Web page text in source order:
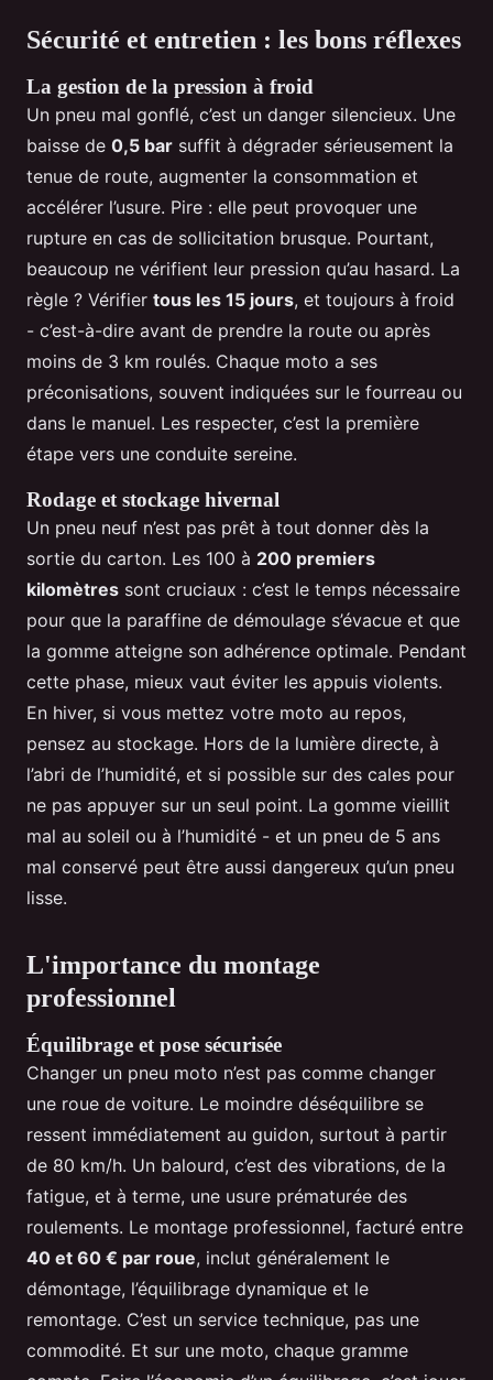
Sécurité et entretien : les bons réflexes
La gestion de la pression à froid
Un pneu mal gonflé, c’est un danger silencieux. Une
baisse de 0,5 bar suffit à dégrader sérieusement la
tenue de route, augmenter la consommation et
accélérer l’usure. Pire : elle peut provoquer une
rupture en cas de sollicitation brusque. Pourtant,
beaucoup ne vérifient leur pression qu’au hasard. La
règle ? Vérifier tous les 15 jours, et toujours à froid
- c’est-à-dire avant de prendre la route ou après
moins de 3 km roulés. Chaque moto a ses
préconisations, souvent indiquées sur le fourreau ou
dans le manuel. Les respecter, c’est la première
étape vers une conduite sereine.
Rodage et stockage hivernal
Un pneu neuf n’est pas prêt à tout donner dès la
sortie du carton. Les 100 à 200 premiers
kilomètres sont cruciaux : c’est le temps nécessaire
pour que la paraffine de démoulage s’évacue et que
la gomme atteigne son adhérence optimale. Pendant
cette phase, mieux vaut éviter les appuis violents.
En hiver, si vous mettez votre moto au repos,
pensez au stockage. Hors de la lumière directe, à
l’abri de l’humidité, et si possible sur des cales pour
ne pas appuyer sur un seul point. La gomme vieillit
mal au soleil ou à l’humidité - et un pneu de 5 ans
mal conservé peut être aussi dangereux qu’un pneu
lisse.
L'importance du montage
professionnel
Équilibrage et pose sécurisée
Changer un pneu moto n’est pas comme changer
une roue de voiture. Le moindre déséquilibre se
ressent immédiatement au guidon, surtout à partir
de 80 km/h. Un balourd, c’est des vibrations, de la
fatigue, et à terme, une usure prématurée des
roulements. Le montage professionnel, facturé entre
40 et 60 € par roue, inclut généralement le
démontage, l’équilibrage dynamique et le
remontage. C’est un service technique, pas une
commodité. Et sur une moto, chaque gramme